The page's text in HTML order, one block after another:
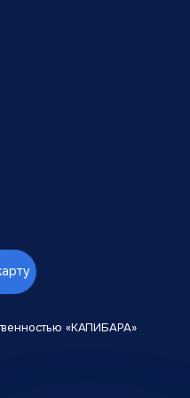
«КАПИБАРА»